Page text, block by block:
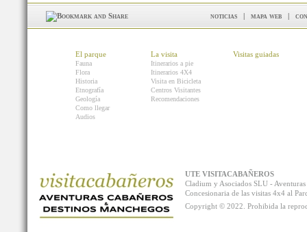
noticias | mapa web |
El parque
Fauna
Flora
Historia
Etnografía
Geología
Como llegar
Audios
La visita
Itinerarios a pie
Itinerarios 4X4
Visita en Bicicleta
Centros Visitantes
Recomendaciones
Visitas guiadas
UTE VISITACABAÑEROS
Cladium y Asociados SLU -
Concesionaria de las visitas 4x4 al
Copyright © 2022. Prohibida la